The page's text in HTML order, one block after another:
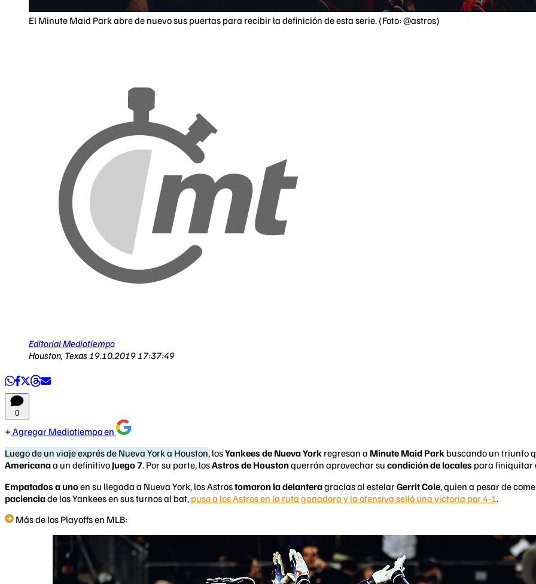
El Minute Maid Park abre de nuevo sus puertas para recibir la definición de esta serie. (Foto: @astros)
Editorial Mediotiempo
Houston, Texas 19.10.2019 17:37:49
0
Agregar Mediotiempo en
Luego de un viaje exprés de Nueva York a Houston, losYankees de Nueva York regresan a Minute Maid Park buscando un triunfo
Americanaa un definitivo Juego 7. Por su parte, losAstros de Houstonquerrán aprovechar su condición de locales para finiquitar
Empatados a unoen su llegada a Nueva York, los Astrostomaron la delanteragracias al estelarGerrit Cole, quien a pesar de
pacienciade los Yankees en sus turnos al bat, puso a los Astros en la ruta ganadora y la ofensiva selló una victoria por 4-1.
Más de los Playoffs en MLB: